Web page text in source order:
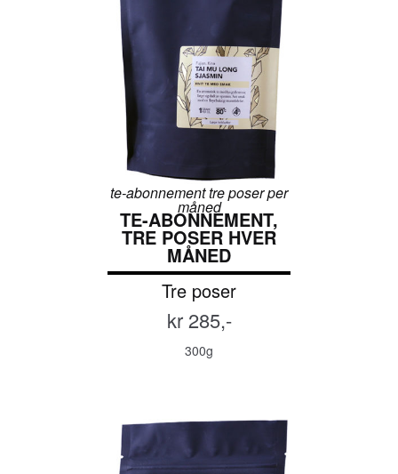
te-abonnement tre poser per
måned
TE-ABONNEMENT,
TRE POSER HVER
MÅNED
Tre poser
kr 285,-
300g